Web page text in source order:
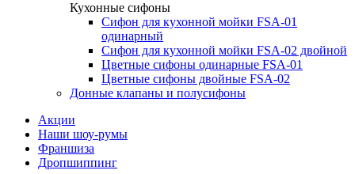
Кухонные сифоны
Сифон для кухонной мойки FSA-01
одинарный
Сифон для кухонной мойки FSA-02 двойной
Цветные сифоны одинарные FSA-01
Цветные сифоны двойные FSA-02
Донные клапаны и полусифоны
Акции
Наши шоу-румы
Франшиза
Дропшиппинг